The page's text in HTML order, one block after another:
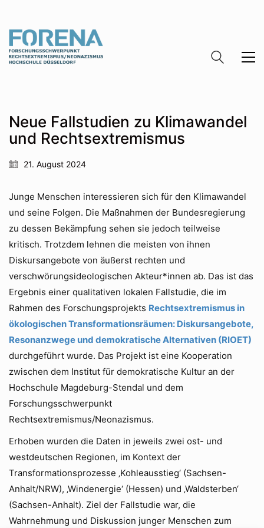
Neue Fallstudien zu Klimawandel
und Rechtsextremismus
21. August 2024
Junge Menschen interessieren sich für den Klimawandel
und seine Folgen. Die Maßnahmen der Bundesregierung
zu dessen Bekämpfung sehen sie jedoch teilweise
kritisch. Trotzdem lehnen die meisten von ihnen
Diskursangebote von äußerst rechten und
verschwörungsideologischen Akteur*innen ab. Das ist das
Ergebnis einer qualitativen lokalen Fallstudie, die im
Rahmen des Forschungsprojekts Rechtsextremismus in
ökologischen Transformationsräumen: Diskursangebote,
Resonanzwege und demokratische Alternativen (RIOET)
durchgeführt wurde. Das Projekt ist eine Kooperation
zwischen dem Institut für demokratische Kultur an der
Hochschule Magdeburg-Stendal und dem
Forschungsschwerpunkt
Rechtsextremismus/Neonazismus.
Erhoben wurden die Daten in jeweils zwei ost- und
westdeutschen Regionen, im Kontext der
Transformationsprozesse ‚Kohleausstieg‘ (Sachsen-
Anhalt/NRW), ‚Windenergie‘ (Hessen) und ‚Waldsterben‘
(Sachsen-Anhalt). Ziel der Fallstudie war, die
Wahrnehmung und Diskussion junger Menschen zum